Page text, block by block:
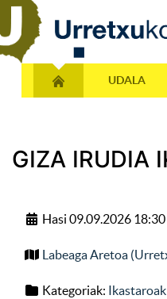
UDALA
GIZA IRUDIA
Hasi 09.09.2026
Labeaga Aretoa
Kategoriak: